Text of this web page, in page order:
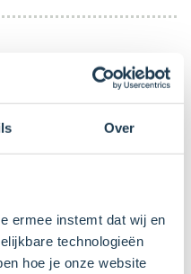
Over
ermee instemt dat wij en
technologieën
hoe je onze website